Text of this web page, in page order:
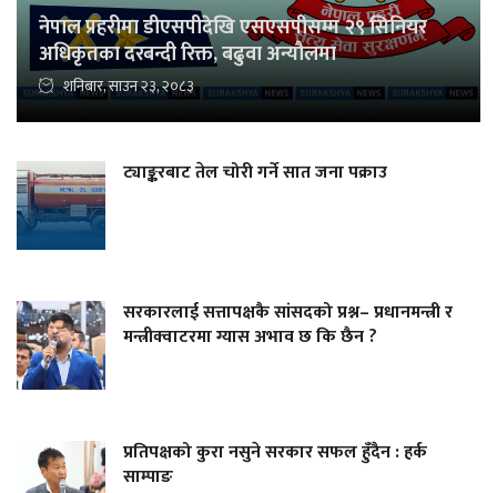
नेपाल प्रहरीमा डीएसपीदेखि एसएसपीसम्म २९ सिनियर
अधिकृतका दरबन्दी रिक्त, बढुवा अन्यौलमा
शनिबार, साउन २३, २०८३
ट्याङ्करबाट तेल चोरी गर्ने सात जना पक्राउ
सरकारलाई सत्तापक्षकै सांसदको प्रश्न– प्रधानमन्त्री र
मन्त्रीक्वाटरमा ग्यास अभाव छ कि छैन ?
प्रतिपक्षको कुरा नसुने सरकार सफल हुँदैन : हर्क
साम्पाङ